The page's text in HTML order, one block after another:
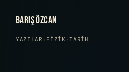
BARIŞ ÖZCAN
YAZILAR › FIZIK ·TARIH